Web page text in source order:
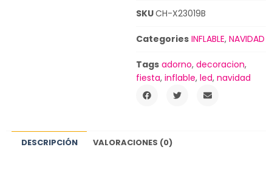
SKUCH-X23019B
Categories INFLABLE, NAVIDAD
Tags adorno, decoracion,
fiesta, inflable, led, navidad
DESCRIPCIÓN VALORACIONES (0)